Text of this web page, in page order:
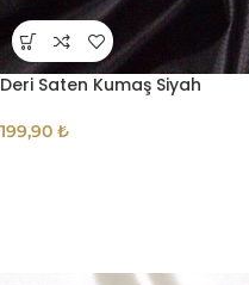
Deri Saten Kumaş Siyah
199,90 ₺